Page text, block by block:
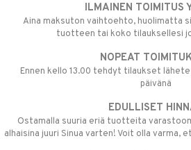
ILMAINEN TOIMITUS
Aina maksuton vaihtoehto, huolimatta
tuotteen tai koko tilauksellesi
NOPEAT
Ennen kello 13.00 tehdyt tilaukset
päivänä
EDULLISET
Ostamalla suuria eriä tuotteita
alhaisina juuri Sinua varten! Voit olla